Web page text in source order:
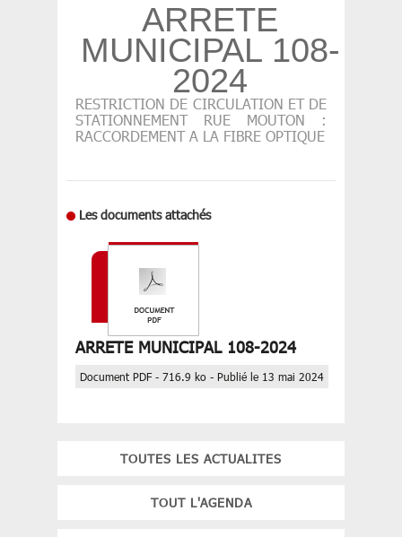
ARRETE
MUNICIPAL 108-
2024
RESTRICTION DE CIRCULATION ET DE
STATIONNEMENT RUE MOUTON :
RACCORDEMENT A LA FIBRE OPTIQUE
Les documents attachés
ARRETE MUNICIPAL 108-2024
Document PDF - 716.9 ko - Publié le 13 mai 2024
TOUTES LES ACTUALITES
TOUT L'AGENDA